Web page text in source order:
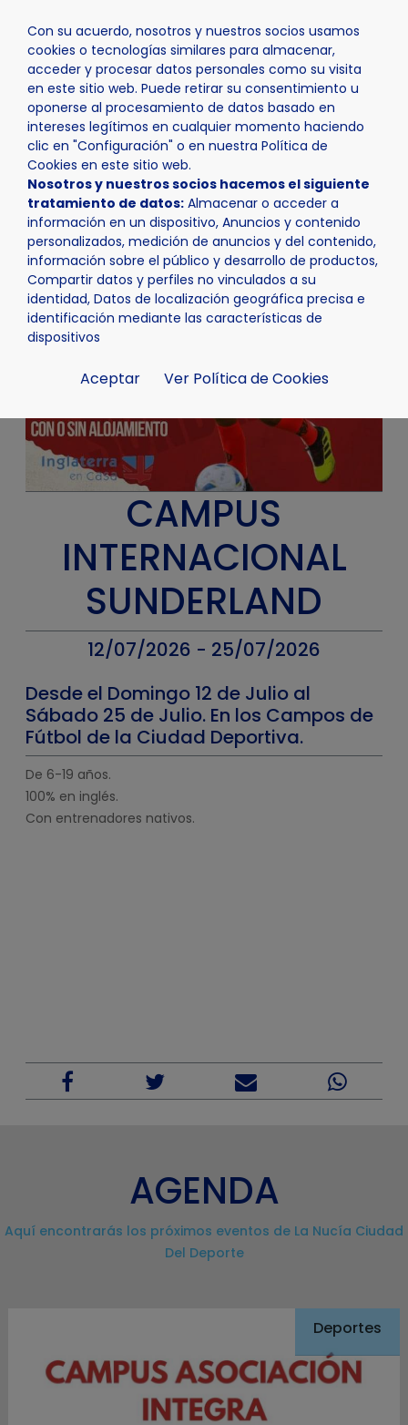
Con su acuerdo, nosotros y nuestros socios usamos
cookies o tecnologías similares para almacenar,
acceder y procesar datos personales como su visita
en este sitio web. Puede retirar su consentimiento u
oponerse al procesamiento de datos basado en
intereses legítimos en cualquier momento haciendo
clic en "Configuración" o en nuestra Política de
Cookies en este sitio web.
Nosotros y nuestros socios hacemos el siguiente
tratamiento de datos: Almacenar o acceder a
información en un dispositivo, Anuncios y contenido
personalizados, medición de anuncios y del contenido,
información sobre el público y desarrollo de productos,
Compartir datos y perfiles no vinculados a su
identidad, Datos de localización geográfica precisa e
identificación mediante las características de
dispositivos
Aceptar Ver Política de Cookies
Inicio Actualidad Agenda Campus Internacional
CAMPUS
INTERNACIONAL
SUNDERLAND
12/07/2026 - 25/07/2026
Desde el Domingo 12 de Julio al
Sábado 25 de Julio. En los Campos de
Fútbol de la Ciudad Deportiva.
De 6-19 años.
100% en inglés.
Con entrenadores nativos.
AGENDA
Aquí encontrarás los próximos eventos de La Nucía Ciudad
Del Deporte
Deportes